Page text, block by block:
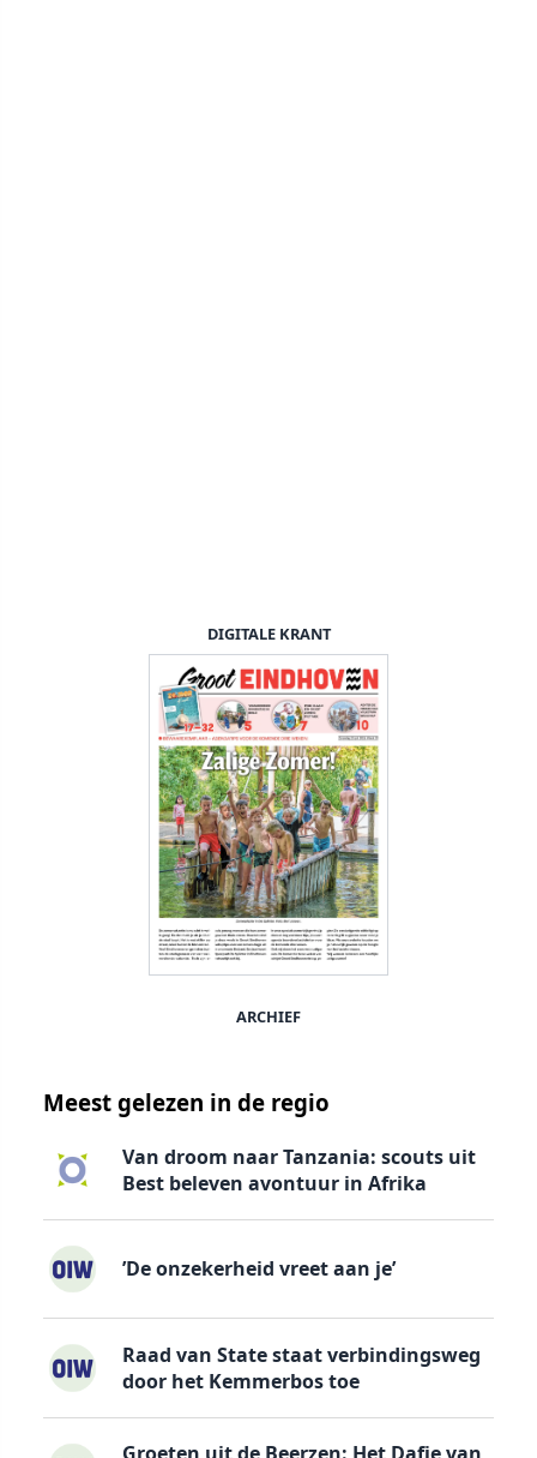
DIGITALE KRANT
ARCHIEF
Meest gelezen in de regio
Van droom naar Tanzania: scouts uit
Best beleven avontuur in Afrika
’De onzekerheid vreet aan je’
Raad van State staat verbindingsweg
door het Kemmerbos toe